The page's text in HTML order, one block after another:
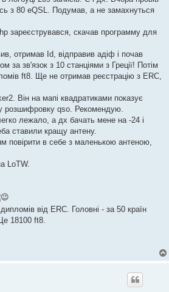
з 80 eQSL. Подумав, а не замахнуться
зареєструвався, скачав программу для
отримав Id, відправив адіф і почав
за зв'язок з 10 станціями з Греції! Потім
ft8. Ще не отримав реєстрацію з ERC,
Він на мапі квадратиками показує
розшифровку qso. Рекомендую.
лежало, а дх бачать мене на -24 і
ставили кращу антену.
повірити в себе з маленькою антеною,
LoTW.
від ERC. Головні - за 50 країн
18100 ft8.